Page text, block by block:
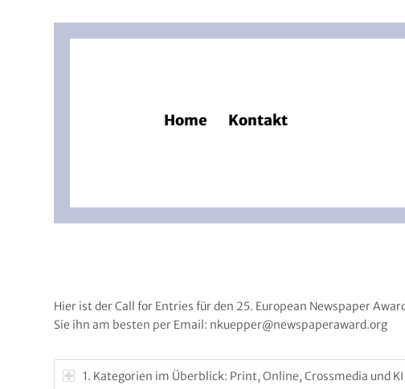
Home Kontakt
Hier ist der Call for Entries für den 25. European Newspaper
Sie ihn am besten per Email: nkuepper@newspaperaward.org
1. Kategorien im Überblick: Print, Online, Crossmedia und KI